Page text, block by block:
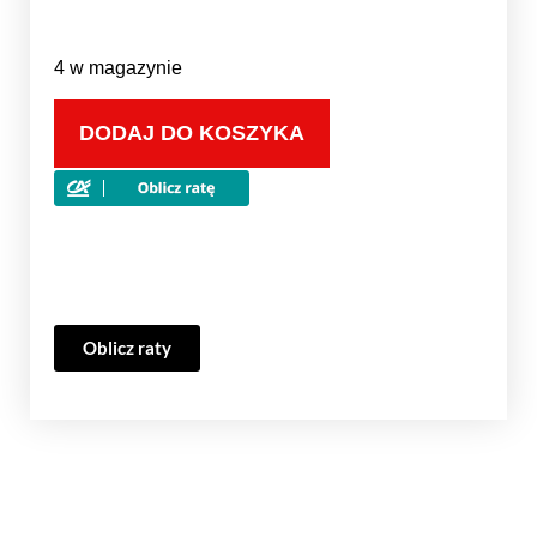
4 w magazynie
DODAJ DO KOSZYKA
Oblicz raty